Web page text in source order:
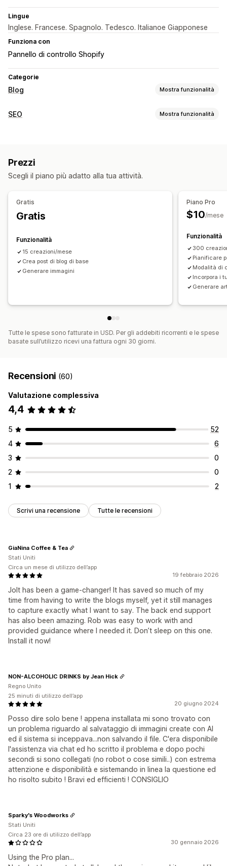
Lingue
Inglese. Francese. Spagnolo. Tedesco. Italianoe Giapponese
Funziona con
Pannello di controllo Shopify
Categorie
Blog Mostra funzionalità
Creazione di contenuti
SEO
SEO Mostra funzionalità
Prezzi
Scegli il piano più adatto alla tua attività.
Gratis
Gratis
Funzionalità
15 creazioni/mese
Crea post di blog di base
Generare immagini
Piano Pro
$10/mese
Funzionalità
300
Pianificare
Modalità di
Incorpora i
Generare
Tutte le spese sono fatturate in USD. Per gli addebiti ricorrenti e le spese
basate sull’utilizzo ricevi una fattura ogni 30 giorni.
Recensioni (60)
Valutazione complessiva
4,4
5
52
4
6
3
0
2
0
1
2
Scrivi una recensione Tutte le recensioni
19 febbraio 2026
Jolt has been a game-changer! It has saved so much of my
time from having to write the blogs myself, yet it still manages
to capture exactly what I want to say. The back end support
has also been amazing. Rob was easy to work with and
provided guidance where I needed it. Don’t sleep on this one.
Install it now!
GiaNina Coffee & Tea
Stati Uniti
Circa un mese di utilizzo dell’app
20 giugno 2024
Posso dire solo bene ! appena installata mi sono trovato con
un problema riguardo al salvataggio di immagini create con AI
ed il sistema si inceppava...non salvando il file. C'era disponibile
l'assistenza via chat ed ho scritto il problema e dopo pochi
secondi si sono collegati (no robot o cose simili..) con estrema
attenzione e disponibilità e sistemando in linea la questione ed
ho risolto subito ! Bravi ed efficienti ! CONSIGLIO
NON-ALCOHOLIC DRINKS by Jean Hick
Regno Unito
25 minuti di utilizzo dell’app
30 gennaio 2026
Using the Pro plan...
Sparky's Woodworks
Stati Uniti
Circa 23 ore di utilizzo dell’app